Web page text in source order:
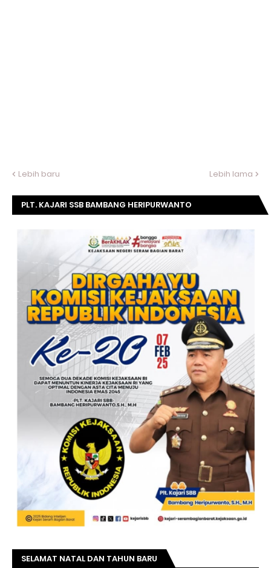
Lebih baru Lebih lama
PLT. KAJARI SSB BAMBANG HERIPURWANTO
KEJAKSAAN RI KE- 20 TAHUN.
SELAMAT NATAL DAN TAHUN BARU